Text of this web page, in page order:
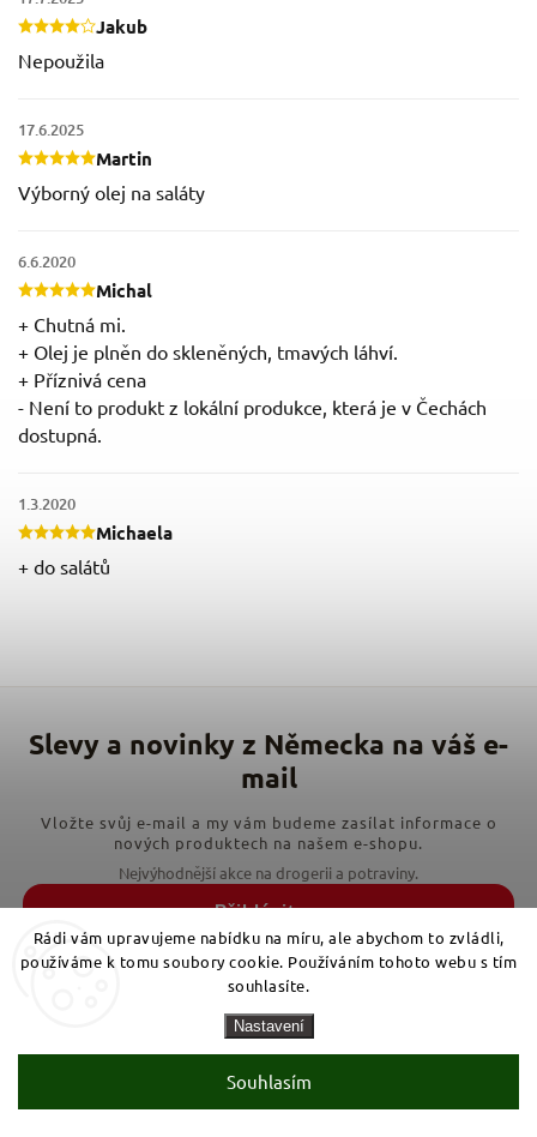
Rádi vám upravujeme nabídku na míru, ale abychom to zvládli,
používáme k tomu soubory cookie. Používáním tohoto webu s tím
souhlasíte.
Nastavení
Souhlasím
Jakub
Nepoužila
Martin
17.6.2025
Výborný olej na saláty
Michal
6.6.2020
+ Chutná mi.
+ Olej je plněn do skleněných, tmavých láhví.
+ Příznivá cena
- Není to produkt z lokální produkce, která je v Čechách
dostupná.
Michaela
1.3.2020
+ do salátů
Vložte svůj e-mail a my vám budeme zasílat informace o
nových produktech na našem e-shopu.
E-mail
Souhlasím s
podmínkami zpracování osobních údajů
Přihlásit se